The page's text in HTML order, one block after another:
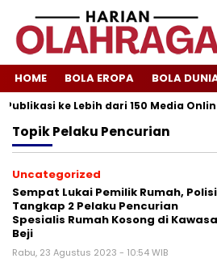
HOME BOLA EROPA BOLA
ke Lebih dari 150 Media
TopikPelaku Pencurian
Uncategorized
Sempat Lukai Pemilik Rumah, Polisi
Tangkap 2 Pelaku Pencurian
Spesialis Rumah Kosong di
Beji
Rabu, 23 Agustus 2023 - 10:54 WIB